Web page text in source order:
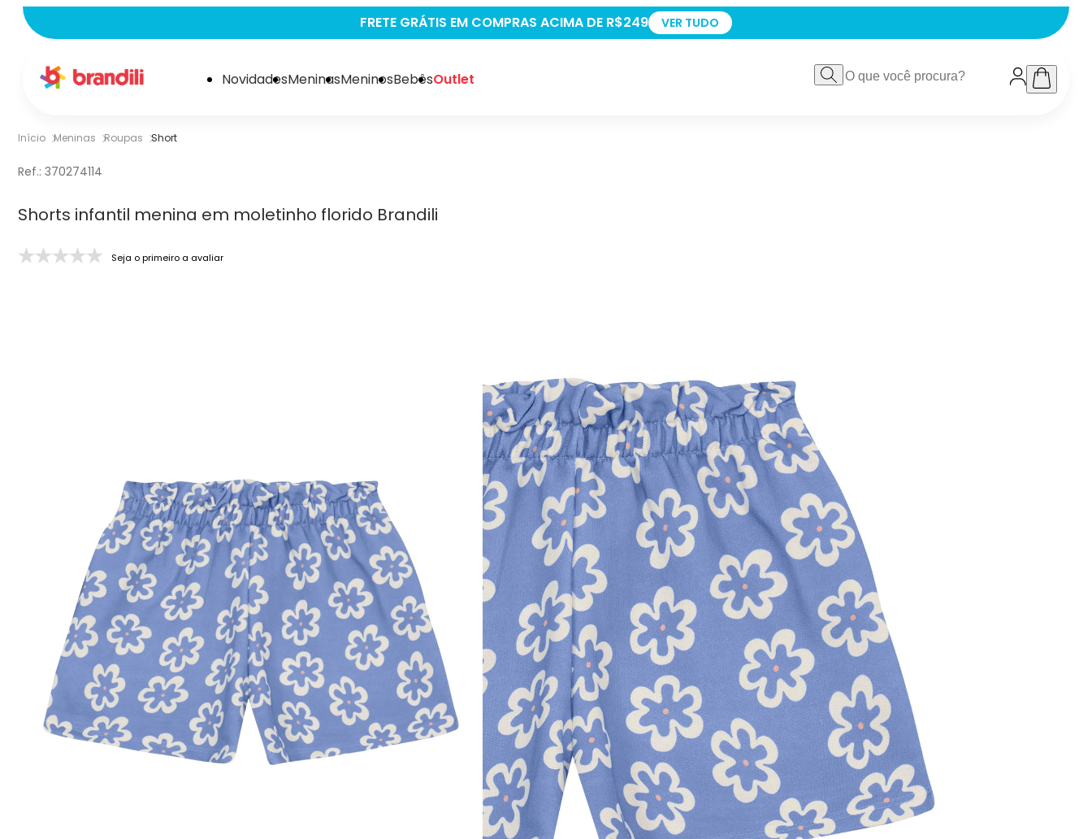
+5% OFF PAGANDO NO PIX VER TUDO
NovidadesMeninasMeninosBebêsOutlet
Início Meninas Roupas Short
Ref.: 370274114
Shorts infantil menina em moletinho florido Brandili
Seja o primeiro a avaliar